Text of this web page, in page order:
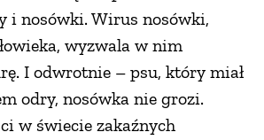
i nosówki. Wirus nosówki,
wyzwala w nim
I odwrotnie – psu, który miał
odry, nosówka nie grozi.
w świecie zakaźnych